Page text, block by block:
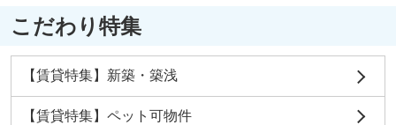
こだわり特集
【賃貸特集】新築・築浅
【賃貸特集】ペット可物件